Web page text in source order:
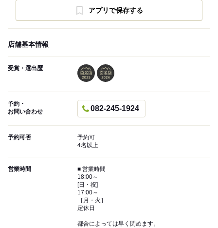
アプリで保存する
店舗基本情報
受賞・選出歴
予約・
お問い合わせ
082-245-1924
予約可否
予約可
4名以上
営業時間
■ 営業時間
18:00～
[日・祝]
17:00～
［月・火］
定休日
都合によっては早く閉めます。